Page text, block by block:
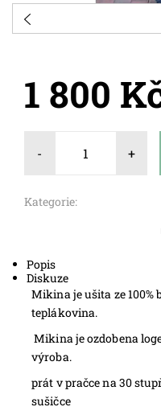
1 800
- +
Kategorie:
Popis
Diskuze
Mikina je ušita ze 100%
teplákovina.
Mikina je ozdobena
výroba.
prát v pračce na 30
sušičce